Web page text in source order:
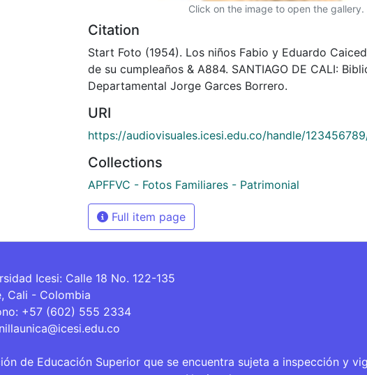
Click on the image to open the gallery.
Citation
Start Foto (1954). Los niños Fabio y Eduardo
de su cumpleaños & A884. SANTIAGO DE CALI:
Departamental Jorge Garces Borrero.
URI
https://audiovisuales.icesi.edu.co/handle/
Collections
APFFVC - Fotos Familiares - Patrimonial
Full item page
Icesi: Calle 18 No. 122-135
Cali - Colombia
+57 (602) 555 2334
de Educación Superior que se encuentra sujeta a inspección y